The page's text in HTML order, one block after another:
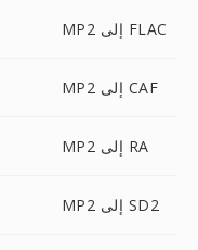
MP2 إلى FLAC
MP2 إلى CAF
MP2 إلى RA
MP2 إلى SD2